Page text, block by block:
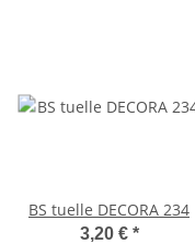
BS tuelle DECORA 234
3,20 € *